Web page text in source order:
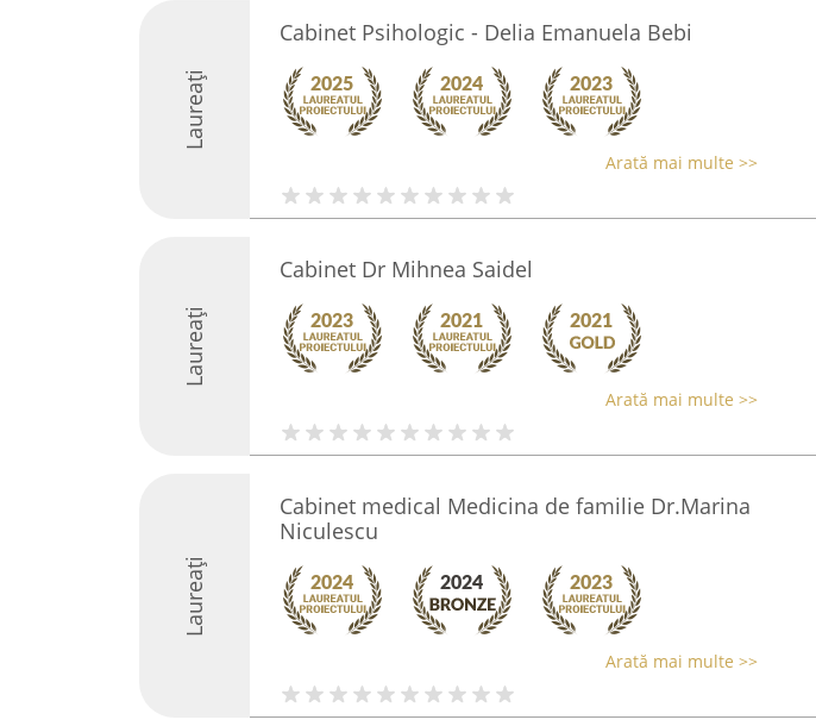
Laureați
Cabinet Psihologic - Delia Emanuela Bebi
Arată mai multe >>
Laureați
Cabinet Dr Mihnea Saidel
Arată mai multe >>
Laureați
Cabinet medical Medicina de familie Dr.Marina
Niculescu
Arată mai multe >>